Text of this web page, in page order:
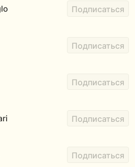
Подписаться
Подписаться
Подписаться
Подписаться
Подписаться